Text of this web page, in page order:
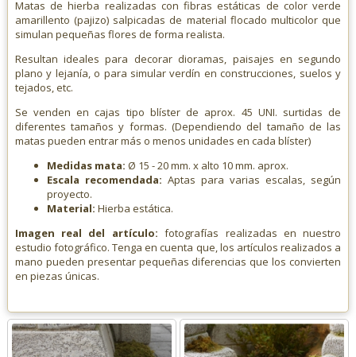
Matas de hierba realizadas con fibras estáticas de color verde
amarillento (pajizo) salpicadas de material flocado multicolor que
simulan pequeñas flores de forma realista.
Resultan ideales para decorar dioramas, paisajes en segundo
plano y lejanía, o para simular verdín en construcciones, suelos y
tejados, etc.
Se venden en cajas tipo blíster de aprox. 45 UNI. surtidas de
diferentes tamaños y formas. (Dependiendo del tamaño de las
matas pueden entrar más o menos unidades en cada blíster)
Medidas mata: Ø 15 - 20 mm. x alto 10 mm. aprox.
Escala recomendada: Aptas para varias escalas, según
proyecto.
Material: Hierba estática.
Imagen real del artículo: fotografías realizadas en nuestro
estudio fotográfico. Tenga en cuenta que, los artículos realizados a
mano pueden presentar pequeñas diferencias que los convierten
en piezas únicas.